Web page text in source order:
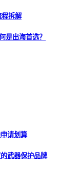
程拆解
是出海首选？
请划算
武器保护品牌